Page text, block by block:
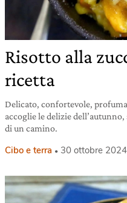
Risotto alla
ricetta
Delicato, confortevole,
accoglie le delizie
di un camino.
Cibo e terra 30 ottobre 2024